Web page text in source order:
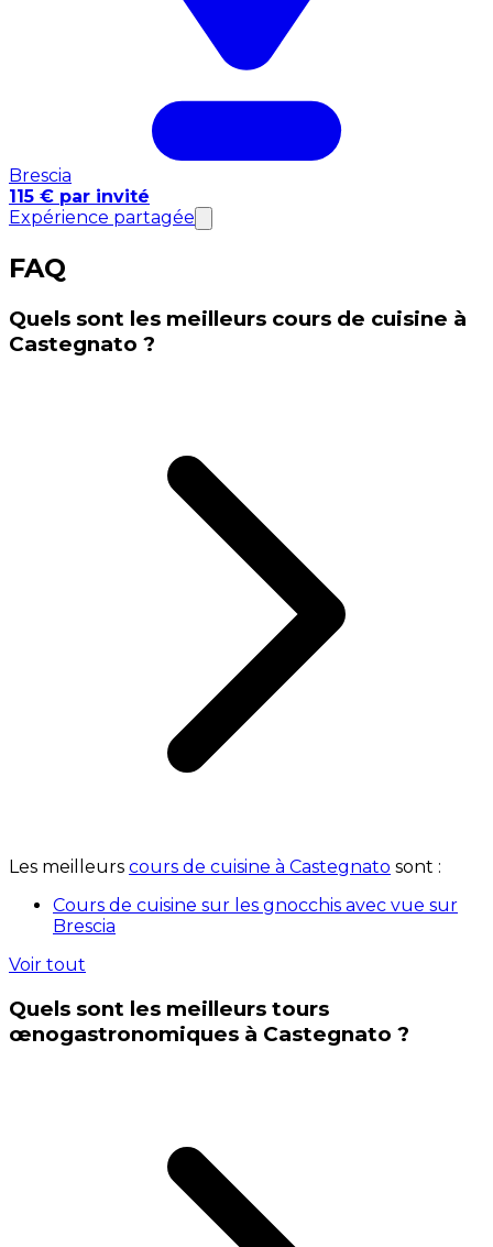
Brescia
115 € par invité
Expérience partagée
FAQ
Quels sont les meilleurs cours de cuisine à
Castegnato ?
Les meilleurs cours de cuisine à Castegnato sont :
Cours de cuisine sur les gnocchis avec vue sur
Brescia
Voir tout
Quels sont les meilleurs tours
œnogastronomiques à Castegnato ?